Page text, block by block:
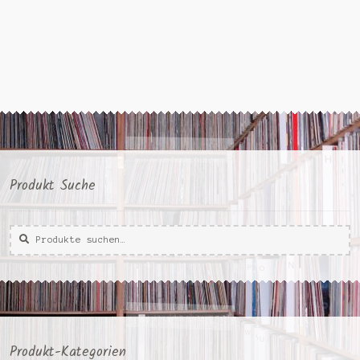
Produkt Suche
Suche
nach:
Suche
Produkt-Kategorien